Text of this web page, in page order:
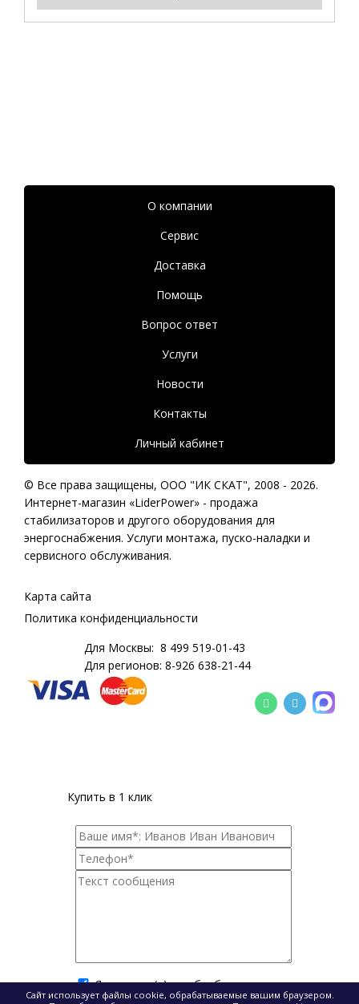
О компании
Сервис
Доставка
Помощь
Вопрос ответ
Услуги
Новости
Контакты
Личный кабинет
© Все права защищены, ООО "ИК СКАТ", 2008 - 2026.
Интернет-магазин «LiderPower» - продажа
стабилизаторов и другого оборудования для
энергоснабжения. Услуги монтажа, пуско-наладки и
сервисного обслуживания.
Карта сайта
Политика конфиденциальности
Для Москвы: 8 499 519-01-43
Для регионов: 8-926 638-21-44
Купить в 1 клик
Я согласен(а) на обработку моих
Сайт использует файлы cookie, обрабатываемые вашим браузером.